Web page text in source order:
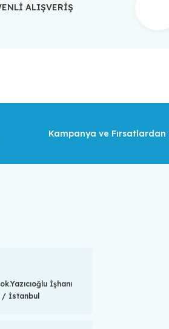
ALIŞVERİŞ
Kampanya ve
İşhanı
/ İstanbul